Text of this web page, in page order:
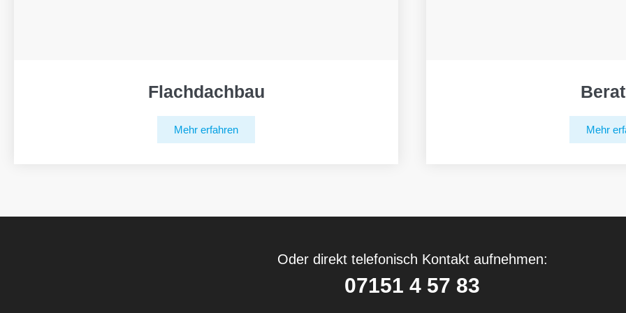
Flachdachbau
Mehr erfahren Mehr
Oder direkt telefonisch Kontakt aufnehmen:
07151 4 57 83